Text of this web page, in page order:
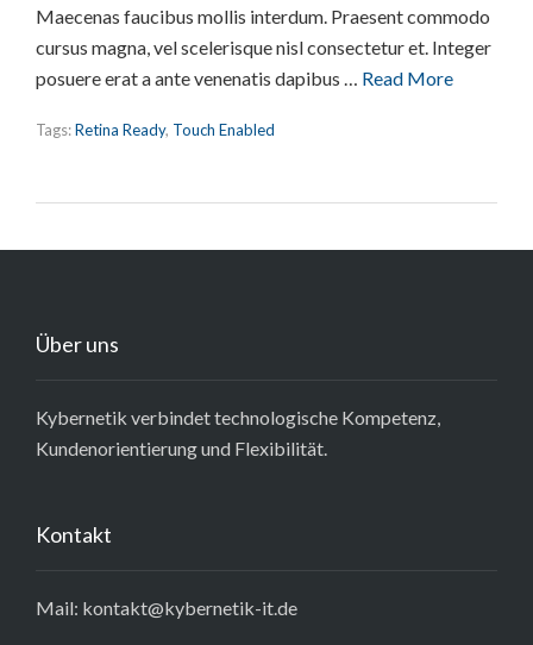
Maecenas faucibus mollis interdum. Praesent commodo
cursus magna, vel scelerisque nisl consectetur et. Integer
posuere erat a ante venenatis dapibus … Read More
Tags:Retina Ready, Touch Enabled
Über uns
Kybernetik verbindet technologische Kompetenz,
Kundenorientierung und Flexibilität.
Kontakt
Mail: kontakt@kybernetik-it.de